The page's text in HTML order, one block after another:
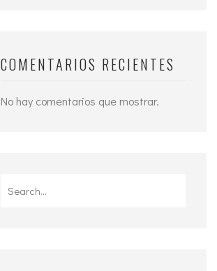
COMENTARIOS RECIENTES
No hay comentarios que mostrar.